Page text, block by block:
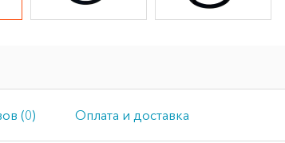
(0) Оплата и доставка